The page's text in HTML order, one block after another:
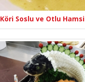
Köri Soslu ve Otlu Hamsi